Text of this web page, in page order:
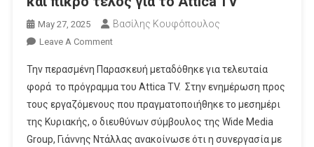
May 27, 2025 Βασίλης Κουφόπουλος
Leave A CommentOn
Στους
Εργαζόμενους
Και
Πικρό
Τέλος
Την περασμένη Παρασκευή μεταδόθηκε για τελευταία
φορά το πρόγραμμα του Attica TV. Στην ενημέρωση προς
τους εργαζόμενους που πραγματοποιήθηκε το μεσημέρι
της Κυριακής, ο διευθύνων σύμβουλος της Wide Media
Group, Γιάννης Ντάλλας ανακοίνωσε ότι η συνεργασία με